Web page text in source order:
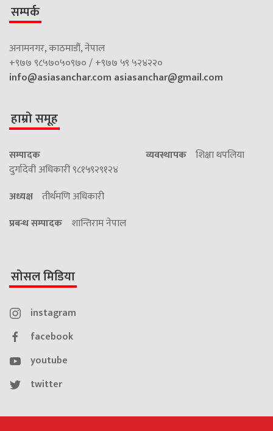
सम्पर्क
अनामनगर, काठमाडौं, नेपाल
+९७७ ९८५७०५०९७० / +९७७ ५९ ५२४२२०
info@asiasanchar.com asiasanchar@gmail.com
हाम्रो समूह
सम्पादक
दुर्गादेवी अधिकारी ९८१५९२९१२४
व्यवस्थापक शिक्षा थपलिया
अध्यक्ष तीर्थमणि अधिकारी
प्रबन्ध सम्पादक शान्तिराम नेपाल
सोसल मिडिया
instagram
facebook
youtube
twitter